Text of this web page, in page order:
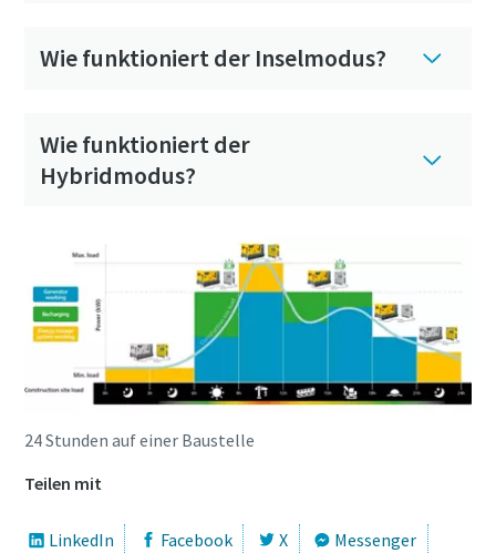
Wie funktioniert der Inselmodus?
Wie funktioniert der
Hybridmodus?
24 Stunden auf einer Baustelle
Teilen mit
LinkedIn Facebook X
Messenger